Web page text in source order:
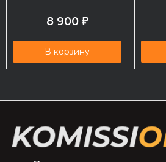
8 900 ₽
В корзину